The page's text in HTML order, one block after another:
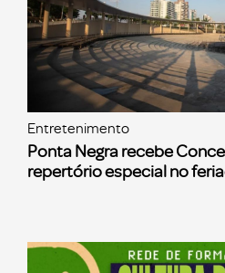
Entretenimento
Ponta Negra recebe
repertório especial no